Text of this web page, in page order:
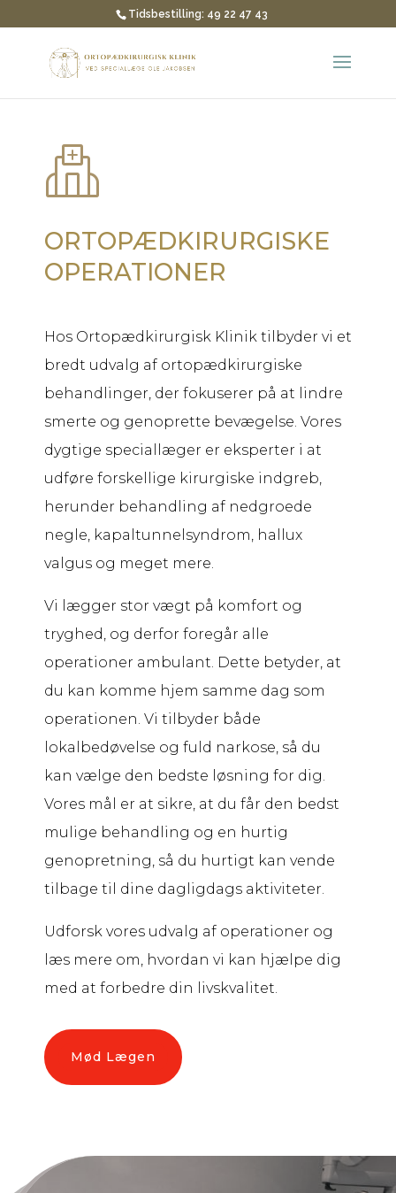
Tidsbestilling: 49 22 47 43
ORTOPÆDKIRURGISKE
OPERATIONER
Hos Ortopædkirurgisk Klinik tilbyder vi et
bredt udvalg af ortopædkirurgiske
behandlinger, der fokuserer på at lindre
smerte og genoprette bevægelse. Vores
dygtige speciallæger er eksperter i at
udføre forskellige kirurgiske indgreb,
herunder behandling af nedgroede
negle, kapaltunnelsyndrom, hallux
valgus og meget mere.
Vi lægger stor vægt på komfort og
tryghed, og derfor foregår alle
operationer ambulant. Dette betyder, at
du kan komme hjem samme dag som
operationen. Vi tilbyder både
lokalbedøvelse og fuld narkose, så du
kan vælge den bedste løsning for dig.
Vores mål er at sikre, at du får den bedst
mulige behandling og en hurtig
genopretning, så du hurtigt kan vende
tilbage til dine dagligdags aktiviteter.
Udforsk vores udvalg af operationer og
læs mere om, hvordan vi kan hjælpe dig
med at forbedre din livskvalitet.
Mød Lægen